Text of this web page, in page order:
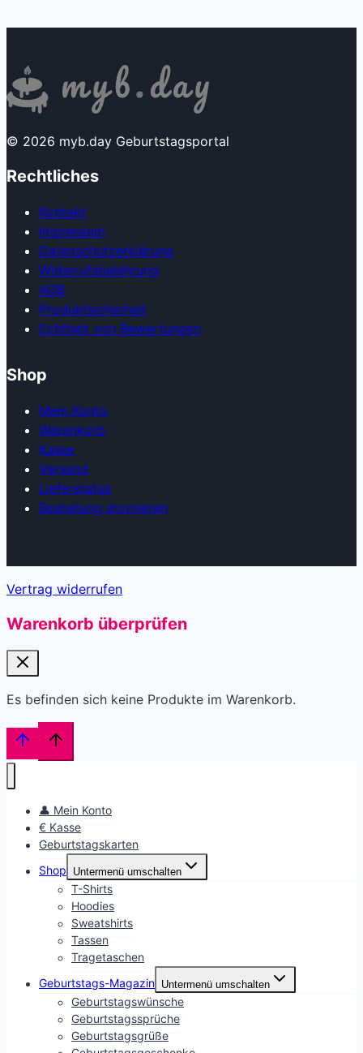
© 2026 myb.day Geburtstagsportal
Rechtliches
Kontakt
Impressum
Datenschutzerklärung
Widerrufsbelehrung
AGB
Produkt­sicherheit
Echtheit von Bewertungen
Shop
Mein Konto
Warenkorb
Kasse
Versand
Lieferstatus
Bestellung stornieren
Vertrag widerrufen
Warenkorb überprüfen
Es befinden sich keine Produkte im Warenkorb.
👤 Mein Konto
€ Kasse
Geburtstagskarten
Shop
Untermenü umschalten
T-Shirts
Hoodies
Sweatshirts
Tassen
Tragetaschen
Geburtstags-Magazin Untermenü umschalten
Geburtstagswünsche
Geburtstagssprüche
Geburtstagsgrüße